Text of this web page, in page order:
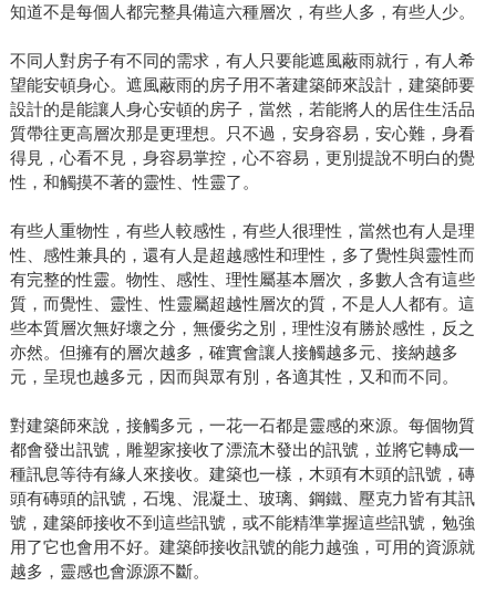
知道不是每個人都完整具備這六種層次，有些人多，有些人少。
不同人對房子有不同的需求，有人只要能遮風蔽雨就行，有人希
望能安頓身心。遮風蔽雨的房子用不著建築師來設計，建築師要
設計的是能讓人身心安頓的房子，當然，若能將人的居住生活品
質帶往更高層次那是更理想。只不過，安身容易，安心難，身看
得見，心看不見，身容易掌控，心不容易，更別提說不明白的覺
性，和觸摸不著的靈性、性靈了。
有些人重物性，有些人較感性，有些人很理性，當然也有人是理
性、感性兼具的，還有人是超越感性和理性，多了覺性與靈性而
有完整的性靈。物性、感性、理性屬基本層次，多數人含有這些
質，而覺性、靈性、性靈屬超越性層次的質，不是人人都有。這
些本質層次無好壞之分，無優劣之別，理性沒有勝於感性，反之
亦然。但擁有的層次越多，確實會讓人接觸越多元、接納越多
元，呈現也越多元，因而與眾有別，各適其性，又和而不同。
對建築師來說，接觸多元，一花一石都是靈感的來源。每個物質
都會發出訊號，雕塑家接收了漂流木發出的訊號，並將它轉成一
種訊息等待有緣人來接收。建築也一樣，木頭有木頭的訊號，磚
頭有磚頭的訊號，石塊、混凝土、玻璃、鋼鐵、壓克力皆有其訊
號，建築師接收不到這些訊號，或不能精準掌握這些訊號，勉強
用了它也會用不好。建築師接收訊號的能力越強，可用的資源就
越多，靈感也會源源不斷。